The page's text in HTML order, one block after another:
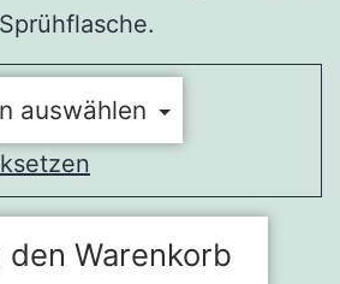
den Warenkorb